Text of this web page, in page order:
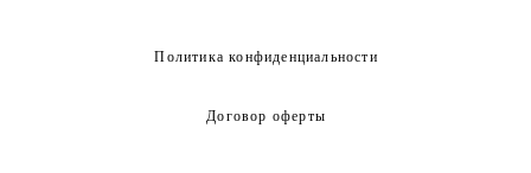
Политика конфиденциальности
Договор оферты